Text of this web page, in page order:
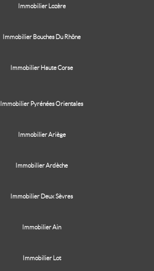
Immobilier Lozère
Immobilier Bouches Du Rhône
Immobilier Haute Corse
Immobilier Pyrénées Orientales
Immobilier Ariège
Immobilier Ardèche
Immobilier Deux Sèvres
Immobilier Ain
Immobilier Lot